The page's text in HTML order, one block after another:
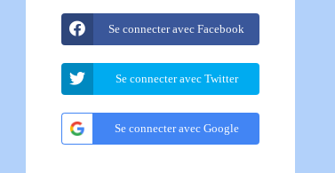
Se connecter avec Facebook
Se connecter avec Twitter
Se connecter avec Google